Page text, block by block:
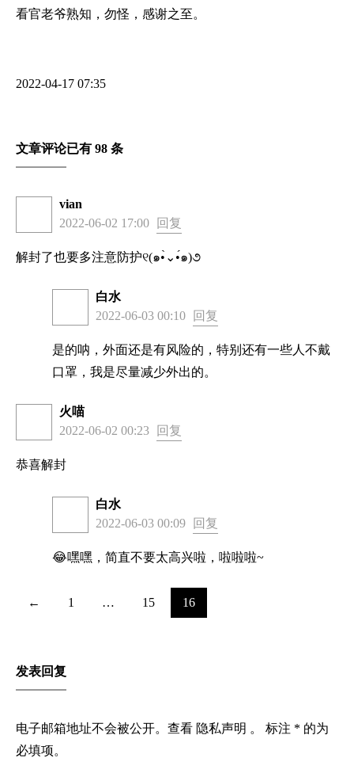
看官老爷熟知，勿怪，感谢之至。
2022-04-17 07:35
文章评论已有 98 条
vian
2022-06-02 17:00
回复
解封了也要多注意防护୧(๑•̀⌄•́๑)૭
白水
2022-06-03 00:10
回复
是的呐，外面还是有风险的，特别还有一些人不戴
口罩，我是尽量减少外出的。
火喵
2022-06-02 00:23
回复
恭喜解封
白水
2022-06-03 00:09
回复
😂嘿嘿，简直不要太高兴啦，啦啦啦~
← 1 … 15 16
发表回复
电子邮箱地址不会被公开。查看 隐私声明 。 标注 * 的为
必填项。